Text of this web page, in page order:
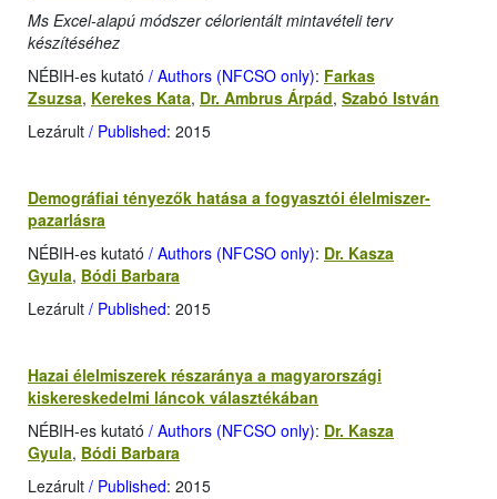
Ms Excel-alapú módszer célorientált mintavételi terv
készítéséhez
NÉBIH-es kutató / Authors (NFCSO only): Farkas
Zsuzsa, Kerekes Kata, Dr. Ambrus Árpád, Szabó István
Lezárult / Published: 2015
Demográfiai tényezők hatása a fogyasztói élelmiszer-
pazarlásra
NÉBIH-es kutató / Authors (NFCSO only): Dr. Kasza
Gyula, Bódi Barbara
Lezárult / Published: 2015
Hazai élelmiszerek részaránya a magyarországi
kiskereskedelmi láncok választékában
NÉBIH-es kutató / Authors (NFCSO only): Dr. Kasza
Gyula, Bódi Barbara
Lezárult / Published: 2015